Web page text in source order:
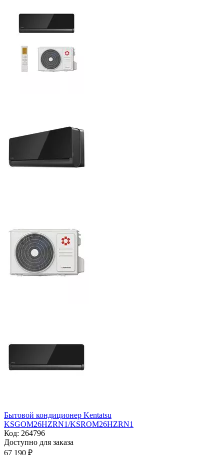
Бытовой кондиционер Kentatsu
KSGOM26HZRN1/KSROM26HZRN1
Код: 264796
Доступно для заказа
67 190 ₽